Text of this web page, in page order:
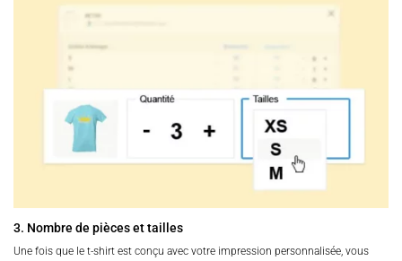
3. Nombre de pièces et tailles
Une fois que le t-shirt est conçu avec votre impression personnalisée, vous